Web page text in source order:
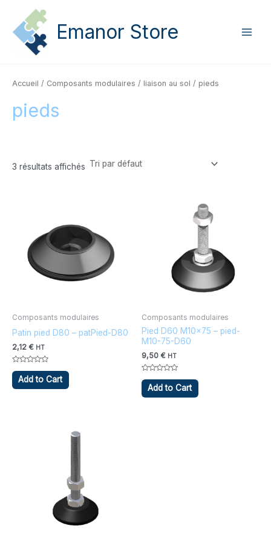
contenu
Emanor Store
Menu
Accueil / Composants modulaires / liaison au sol / pieds
pieds
2 5 12
3 résultats affichés
Composants modulaires
Patin pied D80 – patPied-D80
2,12 € HT
Note
0
sur
5
Add to Cart
Composants modulaires
Pied D60 M10x75 – pied-
M10-75-D60
9,50 € HT
Note
0
sur
5
Add to Cart